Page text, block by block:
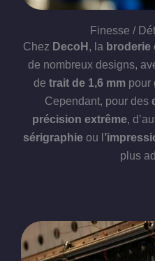
Finesse /
Chez DecoH , la broderie
de nombreux designs,
de trait de 1,6 mm pour
Cependant, pour des
précision extrême,
sérigraphieou l
plus